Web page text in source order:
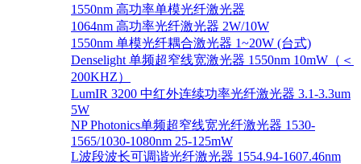
1550nm 高功率单模光纤激光器
1064nm 高功率光纤激光器 2W/10W
1550nm 单模光纤耦合激光器 1~20W (台式)
Denselight 单频超窄线宽激光器 1550nm 10mW（＜
200KHZ）
LumIR 3200 中红外连续功率光纤激光器 3.1-3.3um
5W
NP Photonics单频超窄线宽光纤激光器 1530-
1565/1030-1080nm 25-125mW
L波段波长可调谐光纤激光器 1554.94-1607.46nm